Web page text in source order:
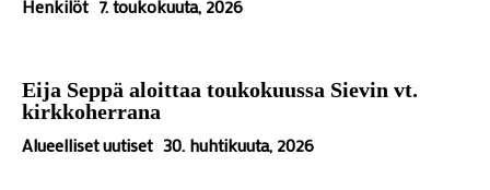
Henkilöt 7. toukokuuta, 2026
Eija Seppä aloittaa toukokuussa Sievin vt.
kirkkoherrana
Alueelliset uutiset 30. huhtikuuta, 2026